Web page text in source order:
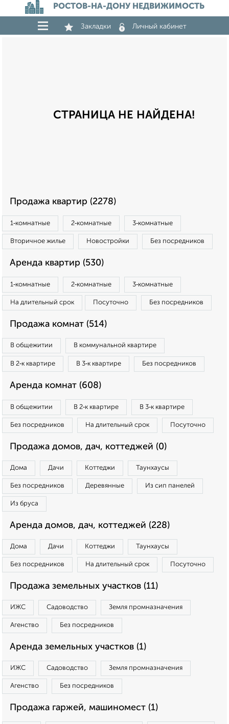
РОСТОВ-НА-ДОНУ НЕДВИЖИМОСТЬ
Закладки Личный кабинет
СТРАНИЦА НЕ НАЙДЕНА!
Продажа квартир (2278)
1‑комнатные 2‑комнатные 3‑комнатные
Вторичное жилье Новостройки Без посредников
Аренда квартир (530)
1‑комнатные 2‑комнатные 3‑комнатные
На длительный срок Посуточно Без посредников
Продажа комнат (514)
В общежитии В коммунальной квартире
В 2‑к квартире В 3‑к квартире Без посредников
Аренда комнат (608)
В общежитии В 2‑к квартире В 3‑к квартире
Без посредников На длительный срок Посуточно
Продажа домов, дач, коттеджей (0)
Дома Дачи Коттеджи Таунхаусы
Без посредников Деревянные Из сип панелей
Из бруса
Аренда домов, дач, коттеджей (228)
Дома Дачи Коттеджи Таунхаусы
Без посредников На длительный срок Посуточно
Продажа земельных участков (11)
ИЖС Садоводство Земля промназначения
Агенство Без посредников
Аренда земельных участков (1)
ИЖС Садоводство Земля промназначения
Агенство Без посредников
Продажа гаржей, машиномест (1)